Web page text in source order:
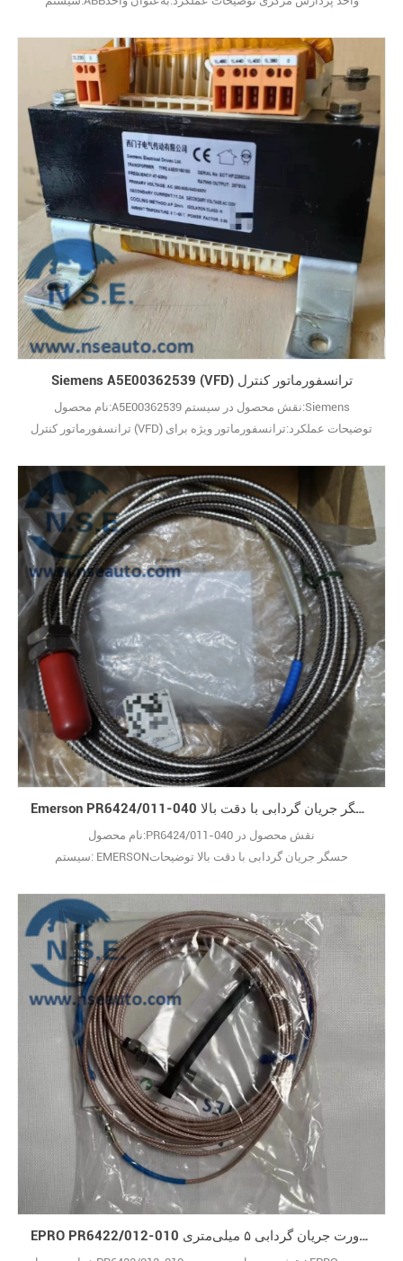
تجهیزات عمل می‌کند. س: ABB 07KT97 GJR5253000R0200 برای چه
کاری استفاده می‌شود؟ پ: این واحد پردازش مرکزی سیستم‌های کنترل
ABB است که منطق کنترلی را اجرا کرده و همه ماژول‌های متصل را
هماهنگ می‌29
Siemens A5E00362539 (VFD) ترانسفورماتور کنترل
نام محصول:A5E00362539 نقش محصول در سیستم:Siemens
ترانسفورماتور کنترل (VFD) توضیحات عملکرد:ترانسفورماتور ویژه برای
Siemens A5E00362539 برای چه کاری استفاده می‌شود؟ پ: این یک
ترانسفورماتور کنترل اختصاصی برای VFDهای Siemens است که با تثبیت
ولتاژ از تجهیزات درایو فرکانس محافظت می‌کند. س: چرا قیم29
Emerson PR6424/011-040 حسگر جریان گردابی با دقت بالا
نام محصول:PR6424/011-040 نقش محصول در
سیستم: EMERSONحسگر جریان گردابی با دقت بالا توضیحات
محوری توربین‌ها و کمپرسورها. س: EMERSON PR6424/011-040 برای
چه کاری استفاده می‌شود؟ پ: این یک حسگر جریان گردابی است. این
حسگر به‌صورت بدون تماس، ارتعاش و موقعیت روتور را تشخیص می‌دهد
تا از واحدهای چرخان 29
EPRO PR6422/012-010 حسگر مجاورت جریان گردابی ۵ میلی‌متری